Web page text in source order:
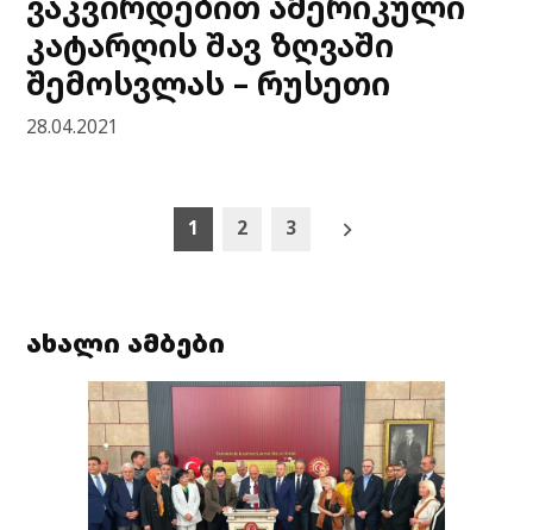
კატარღის შავ ზღვაში
შემოსვლას – რუსეთი
28.04.2021
pagination
1 2 3
ახალი ამბები